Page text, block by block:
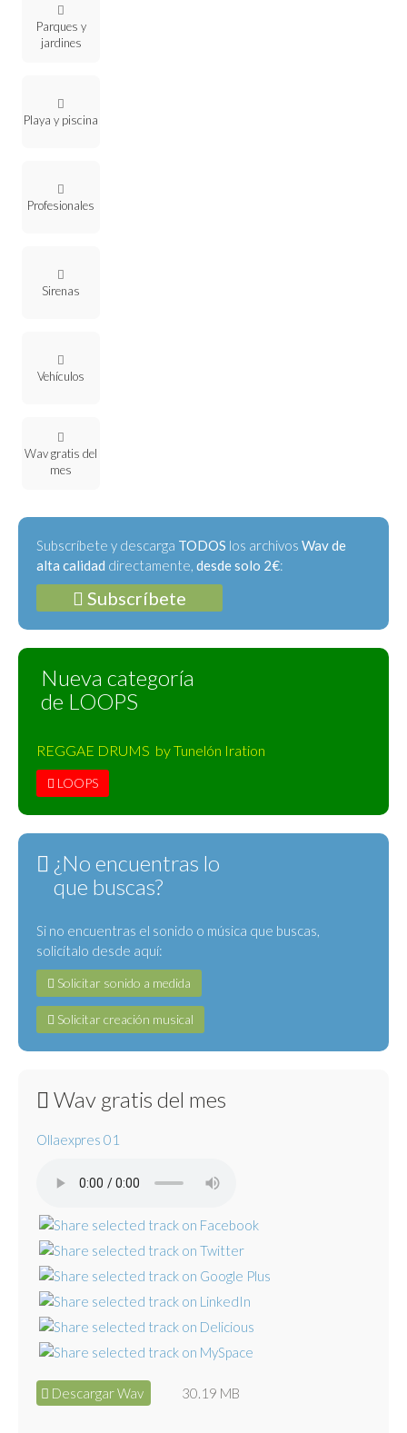
Parques y
jardines
Playa y piscina
Profesionales
Sirenas
Vehículos
Wav gratis del
mes
Subscríbete y descarga TODOS los archivos Wav de
alta calidad directamente, desde solo 2€:
Subscríbete
Nueva categoría
de LOOPS
REGGAE DRUMS by Tunelón Iration
LOOPS
¿No encuentras lo
que buscas?
Si no encuentras el sonido o música que buscas,
solicítalo desde aquí:
Solicitar sonido a medida
Solicitar creación musical
Wav gratis del mes
Ollaexpres 01
Descargar Wav 30.19 MB